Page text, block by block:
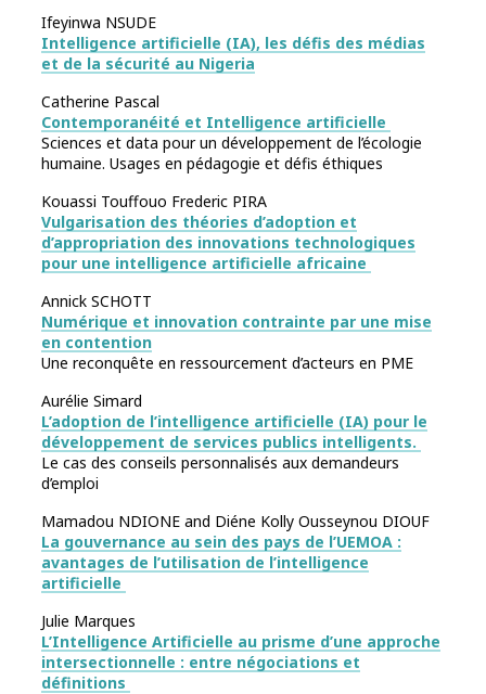
Ifeyinwa NSUDE
Intelligence artificielle (IA), les défis des médias
et de la sécurité au Nigeria
Catherine Pascal
Contemporanéité et Intelligence artificielle
Sciences et data pour un développement de l’écologie
humaine. Usages en pédagogie et défis éthiques
Kouassi Touffouo Frederic PIRA
Vulgarisation des théories d’adoption et
d’appropriation des innovations technologiques
pour une intelligence artificielle africaine
Annick SCHOTT
Numérique et innovation contrainte par une mise
en contention
Une reconquête en ressourcement d’acteurs en PME
Aurélie Simard
L’adoption de l’intelligence artificielle (IA) pour le
développement de services publics intelligents.
Le cas des conseils personnalisés aux demandeurs
d’emploi
Mamadou NDIONE and Diéne Kolly Ousseynou DIOUF
La gouvernance au sein des pays de l’UEMOA :
avantages de l’utilisation de l’intelligence
artificielle
Julie Marques
L’Intelligence Artificielle au prisme d’une approche
intersectionnelle : entre négociations et
définitions